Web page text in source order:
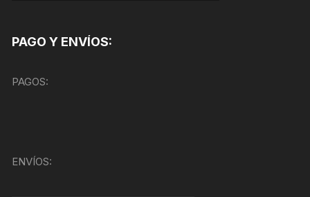
PAGO Y ENVÍOS:
PAGOS:
ENVÍOS: